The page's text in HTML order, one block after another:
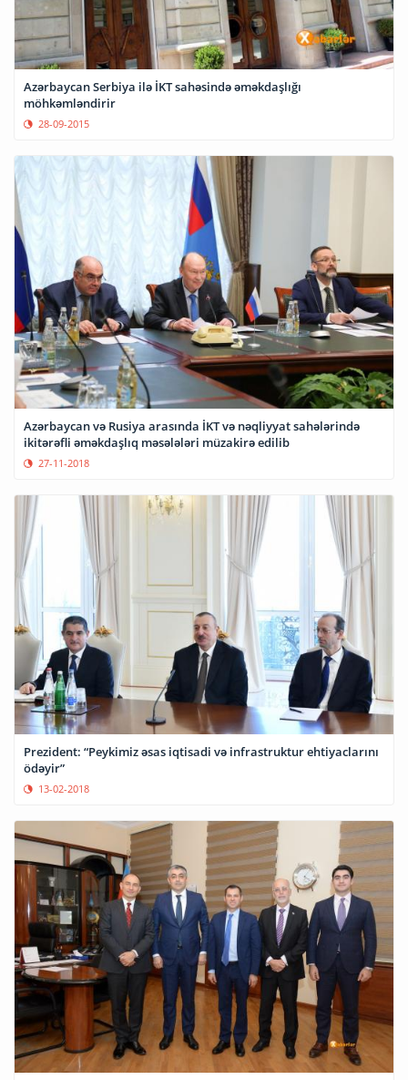
Azərbaycan Serbiya ilə İKT sahəsində əməkdaşlığı
möhkəmləndirir
28-09-2015
Azərbaycan və Rusiya arasında İKT və nəqliyyat sahələrində
ikitərəfli əməkdaşlıq məsələləri müzakirə edilib
27-11-2018
Prezident: “Peykimiz əsas iqtisadi və infrastruktur ehtiyaclarını
ödəyir”
13-02-2018